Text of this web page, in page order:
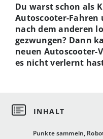
Punkte sammeln,
Du warst schon als
Autoscooter-Fahren
nach dem anderen
gezwungen? Dann
neuen Autoscooter-
es nicht verlernt